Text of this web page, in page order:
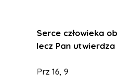
Serce człowieka
lecz Pan utwierdza
Prz 16, 9